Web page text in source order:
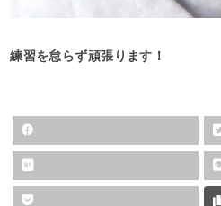
練習を怠らず頑張ります！